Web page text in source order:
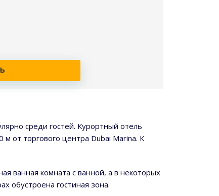
среди гостей. Курортный отель
от торгового центра Dubai Marina. К
ванная комната с ванной, а в некоторых
обустроена гостиная зона.